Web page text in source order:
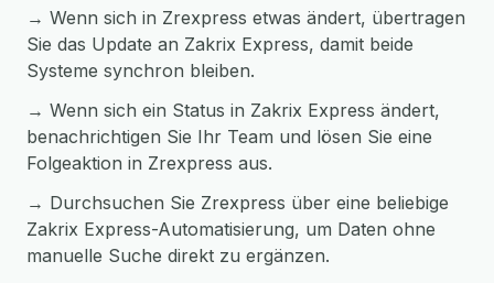
→ Wenn sich in Zrexpress etwas ändert, übertragen
Sie das Update an Zakrix Express, damit beide
Systeme synchron bleiben.
→ Wenn sich ein Status in Zakrix Express ändert,
benachrichtigen Sie Ihr Team und lösen Sie eine
Folgeaktion in Zrexpress aus.
→ Durchsuchen Sie Zrexpress über eine beliebige
Zakrix Express-Automatisierung, um Daten ohne
manuelle Suche direkt zu ergänzen.